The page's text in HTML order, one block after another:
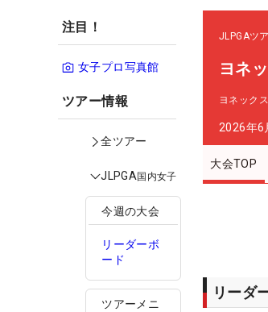
注目！
女子プロ写真館
ツアー情報
全ツアー
JLPGA国内女子
今週の大会
リーダーボ
ード
ツアーメニ
JLPGAツ
ヨネ
ヨネック
2026年6
大会TOP
リーダ